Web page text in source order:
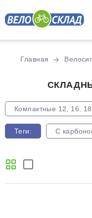
Главная
Компактные 12, 16, 18
Теги: С